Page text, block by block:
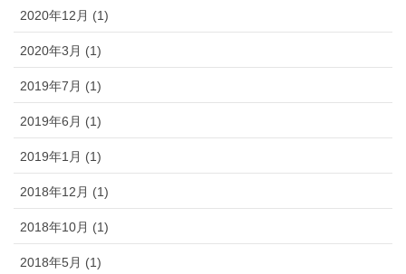
2020年12月 (1)
2020年3月 (1)
2019年7月 (1)
2019年6月 (1)
2019年1月 (1)
2018年12月 (1)
2018年10月 (1)
2018年5月 (1)